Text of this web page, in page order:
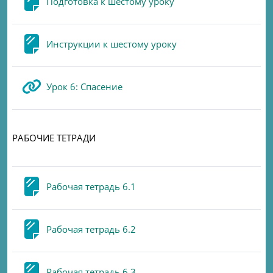
Инструкции к шестому урокуPage
Урок 6: СпасениеURL
РАБОЧИЕ ТЕТРАДИ
Рабочая тетрадь 6.1
Рабочая тетрадь 6.2